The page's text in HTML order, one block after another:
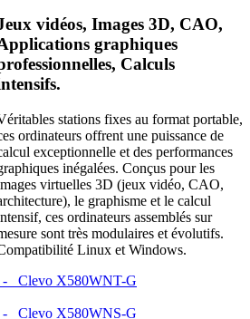
vidéos, Images 3D, CAO,
graphiques
Calculs
stations fixes au format portable,
ordinateurs offrent une puissance de
exceptionnelle et des performances
inégalées. Conçus pour les
virtuelles 3D (jeux vidéo, CAO,
le graphisme et le calcul
ces ordinateurs assemblés sur
sont très modulaires et évolutifs.
Linux et Windows.
Clevo X580WNT-G
Clevo X580WNS-G